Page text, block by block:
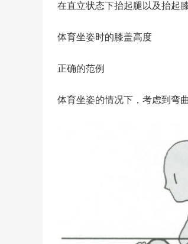
在直立状态下抬起腿以及抬起
体育坐姿时的膝盖高度
正确的范例
体育坐姿的情况下，考虑到弯